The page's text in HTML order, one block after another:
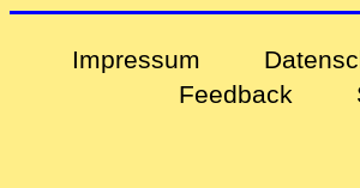
Impressum
Feedback